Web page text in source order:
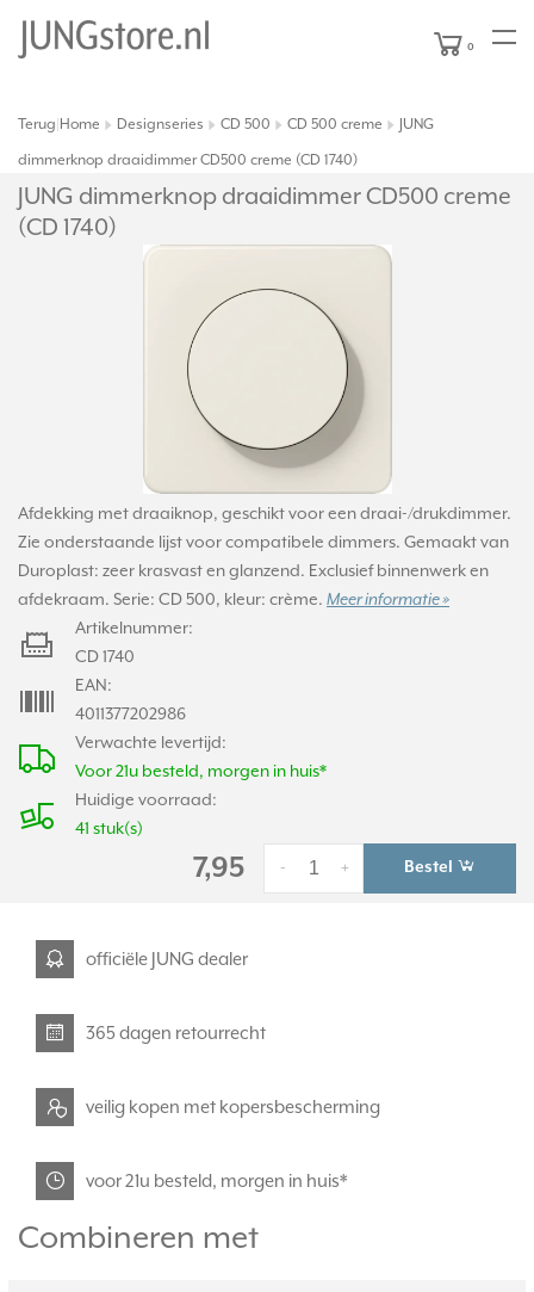
0
Terug Home Designseries CD 500 CD 500 creme
JUNG
dimmerknop draaidimmer CD500 creme (CD 1740)
JUNG dimmerknop draaidimmer CD500 creme
(CD 1740)
Afdekking met draaiknop, geschikt voor een draai-/drukdimmer.
Zie onderstaande lijst voor compatibele dimmers. Gemaakt van
Duroplast: zeer krasvast en glanzend. Exclusief binnenwerk en
afdekraam. Serie: CD 500, kleur: crème. Meer informatie »
Verwachte levertijd:
Voor 21u besteld, morgen in huis*
Huidige voorraad:
41 stuk(s)
Artikelnummer:
CD 1740
EAN:
4011377202986
7,95 +
- Bestel
officiële JUNG dealer
365 dagen retourrecht
veilig kopen met kopersbescherming
voor 21u besteld, morgen in huis*
Combineren met